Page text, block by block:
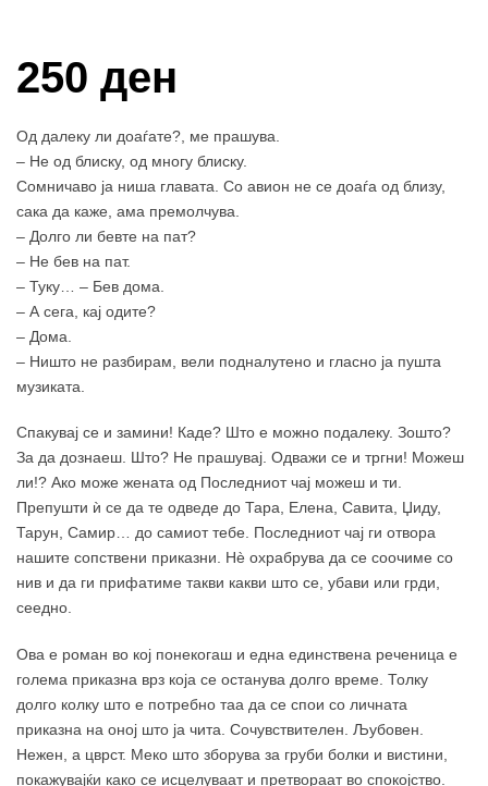
250 ден
Од далеку ли доаѓате?, ме прашува.
– Не од блиску, од многу блиску.
Сомничаво ја ниша главата. Со авион не се доаѓа од близу,
сака да каже, ама премолчува.
– Долго ли бевте на пат?
– Не бев на пат.
– Туку… – Бев дома.
– А сега, кај одите?
– Дома.
– Ништо не разбирам, вели подналутено и гласно ја пушта
музиката.
Спакувај се и замини! Каде? Што е можно подалеку. Зошто?
За да дознаеш. Што? Не прашувај. Одважи се и тргни! Можеш
ли!? Ако може жената од Последниот чај можеш и ти.
Препушти ѝ се да те одведе до Тара, Елена, Савита, Џиду,
Тарун, Самир… до самиот тебе. Последниот чај ги отвора
нашите сопствени приказни. Нè охрабрува да се соочиме со
нив и да ги прифатиме такви какви што се, убави или грди,
сеедно.
Ова е роман во кој понекогаш и една единствена реченица е
голема приказна врз која се останува долго време. Толку
долго колку што е потребно таа да се спои со личната
приказна на оној што ја чита. Сочувствителен. Љубовен.
Нежен, а цврст. Меко што зборува за груби болки и вистини,
покажувајќи како се исцелуваат и претвораат во спокојство.